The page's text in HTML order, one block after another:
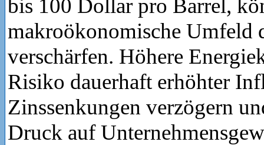
bis 100 Dollar pro Barrel,
makroökonomische Umfeld
verschärfen. Höhere
Risiko dauerhaft erhöhter
Zinssenkungen verzögern
Druck auf